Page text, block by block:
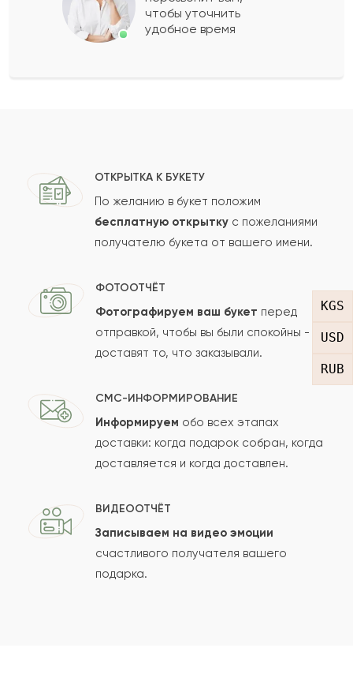
KGS
USD
RUB
Ваш e-mail
Отзыв
Сколько будет
Отзыв будет опубликован после проверки.
Проверяем на спам.
чтобы уточнить
удобное время
ОТКРЫТКА К БУКЕТУ
По желанию в букет положим
бесплатную открытку с пожеланиями
получателю букета от вашего имени.
ФОТООТЧЁТ
Фотографируем ваш букет перед
отправкой, чтобы вы были спокойны -
доставят то, что заказывали.
СМС-ИНФОРМИРОВАНИЕ
Информируем обо всех этапах
доставки: когда подарок собран, когда
доставляется и когда доставлен.
ВИДЕООТЧЁТ
Записываем на видео эмоции
счастливого получателя вашего
подарка.